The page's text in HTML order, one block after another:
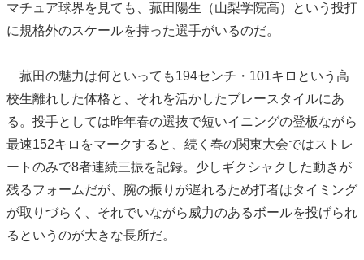
マチュア球界を見ても、菰田陽生（山梨学院高）という投打
に規格外のスケールを持った選手がいるのだ。
菰田の魅力は何といっても194センチ・101キロという高
校生離れした体格と、それを活かしたプレースタイルにあ
る。投手としては昨年春の選抜で短いイニングの登板ながら
最速152キロをマークすると、続く春の関東大会ではストレ
ートのみで8者連続三振を記録。少しギクシャクした動きが
残るフォームだが、腕の振りが遅れるため打者はタイミング
が取りづらく、それでいながら威力のあるボールを投げられ
るというのが大きな長所だ。